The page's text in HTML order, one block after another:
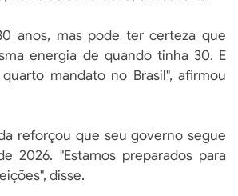
anos, mas pode ter certeza que
energia de quando tinha 30. E
mandato no Brasil", afirmou
reforçou que seu governo segue
2026. "Estamos preparados para
disse.